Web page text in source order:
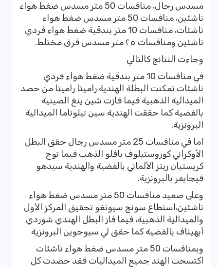
مسدس رجال، منافسات 50 متر مسدس ضغط هواء
ناشئين، منافسات 50 متر مسدس ضغط هواء
ناشئات، منافسات 10 متر بندقية ضغط هواء فردي
ناشئين ومنافسات ٢٥ متر مسدس فرق مختلط.
وجاءت النتائج كالتالي
في منافسات 10 متر بندقية ضغط هواء فردي
ناشئات تمكنت البطلة الهندية راميتا راميتا من حصد
الميدالية الذهبية فيما فازت شين ينغ الصينية
بالفضية كما حققت الهندية سين تيلوتاما الميدالية
البرونزية.
اما في منافسات 25 متر مسدس رجال حقق البطل
الأوكراني كوروستيلوف بافلو الذهب فيما توج
كريستيان ريتز الألماني بالفضية والهندية سيدهو
فيجايفر بالبرونزية.
وعلى صعيد منافسات 50 متر مسدس ضغط هواء
ناشئين،استطاع سونج سيونغو تحقيق المركز الأول
والميدالية الذهبية، فيما فاز البطل الهندي شوردي
أبهيناف بالفضية كما حقق لي سيوجوين البرونزية
وبمنافسات 50 متر مسدس ضغط هواء ناشئات
اكتسحت الهند جميع الميداليات فقد حصدت كل